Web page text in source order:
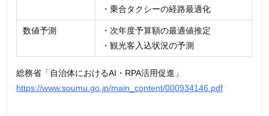
・乗合タクシーの経路最適化
数値予測
・次年度予算額の最適値推定
・観光客入込状況の予測
総務省「自治体におけるAI・RPA活用促進」
https://www.soumu.go.jp/main_content/000934146.pdf